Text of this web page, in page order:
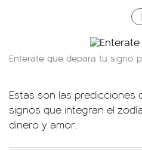
Enterate que depara tu signo
Estas son las predicciones
signos que integran el
dinero y amor.